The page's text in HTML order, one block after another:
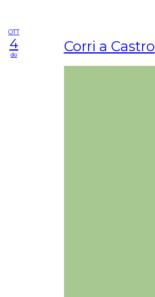
OTT
4
do Corri a Castro